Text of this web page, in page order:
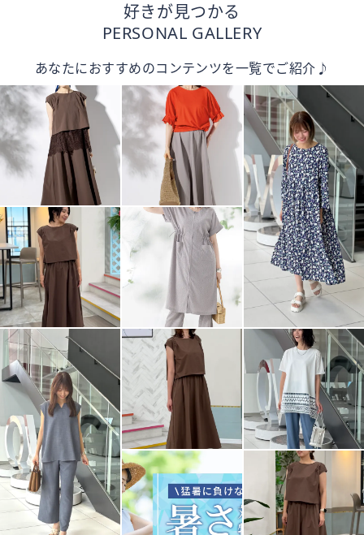
好きが見つかる
PERSONAL GALLERY
あなたにおすすめのコンテンツを一覧でご紹介♪